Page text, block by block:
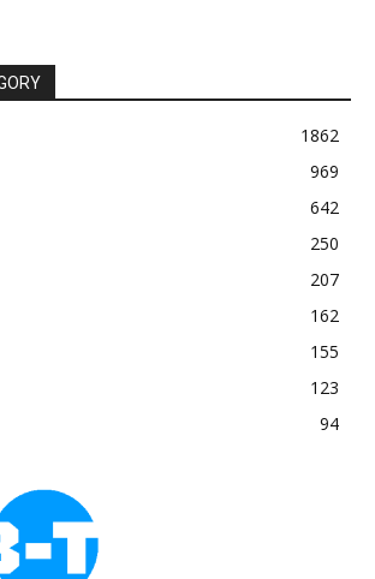
1862
969
642
250
207
162
155
123
94